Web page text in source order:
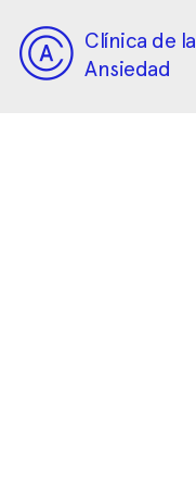
Clínica de la
Ansiedad